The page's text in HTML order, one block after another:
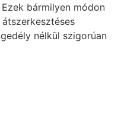
bármilyen módon
nélkül szigorúan